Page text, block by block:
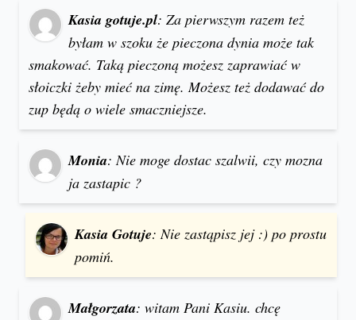
Kasia gotuje.pl: Za pierwszym razem też
byłam w szoku że pieczona dynia może tak
smakować. Taką pieczoną możesz zaprawiać w
słoiczki żeby mieć na zimę. Możesz też dodawać do
zup będą o wiele smaczniejsze.
Monia: Nie moge dostac szalwii, czy mozna
ja zastapic ?
Kasia Gotuje: Nie zastąpisz jej :) po prostu
pomiń.
Małgorzata: witam Pani Kasiu. chcę